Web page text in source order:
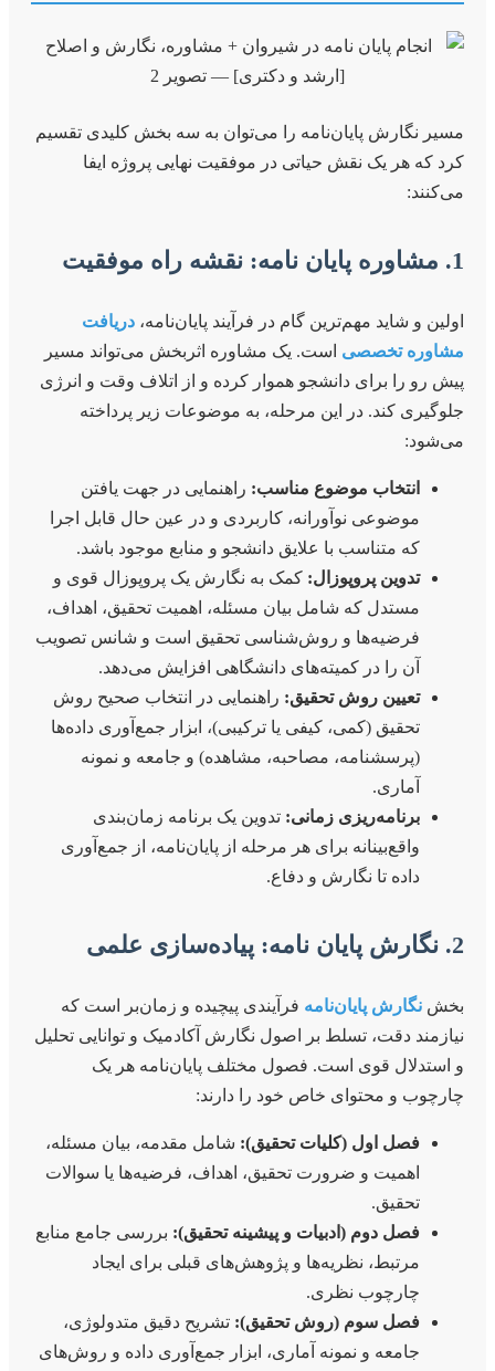
مسیر نگارش پایان‌نامه را می‌توان به سه بخش کلیدی تقسیم
کرد که هر یک نقش حیاتی در موفقیت نهایی پروژه ایفا
می‌کنند:
1. مشاوره پایان نامه: نقشه راه موفقیت
اولین و شاید مهم‌ترین گام در فرآیند پایان‌نامه، دریافت
مشاوره تخصصی است. یک مشاوره اثربخش می‌تواند مسیر
پیش رو را برای دانشجو هموار کرده و از اتلاف وقت و انرژی
جلوگیری کند. در این مرحله، به موضوعات زیر پرداخته
می‌شود:
انتخاب موضوع مناسب: راهنمایی در جهت یافتن
موضوعی نوآورانه، کاربردی و در عین حال قابل اجرا
که متناسب با علایق دانشجو و منابع موجود باشد.
تدوین پروپوزال: کمک به نگارش یک پروپوزال قوی و
مستدل که شامل بیان مسئله، اهمیت تحقیق، اهداف،
فرضیه‌ها و روش‌شناسی تحقیق است و شانس تصویب
آن را در کمیته‌های دانشگاهی افزایش می‌دهد.
تعیین روش تحقیق: راهنمایی در انتخاب صحیح روش
تحقیق (کمی، کیفی یا ترکیبی)، ابزار جمع‌آوری داده‌ها
(پرسشنامه، مصاحبه، مشاهده) و جامعه و نمونه
آماری.
برنامه‌ریزی زمانی: تدوین یک برنامه زمان‌بندی
واقع‌بینانه برای هر مرحله از پایان‌نامه، از جمع‌آوری
داده تا نگارش و دفاع.
2. نگارش پایان نامه: پیاده‌سازی علمی
بخش نگارش پایان‌نامه فرآیندی پیچیده و زمان‌بر است که
نیازمند دقت، تسلط بر اصول نگارش آکادمیک و توانایی تحلیل
و استدلال قوی است. فصول مختلف پایان‌نامه هر یک
چارچوب و محتوای خاص خود را دارند:
فصل اول (کلیات تحقیق): شامل مقدمه، بیان مسئله،
اهمیت و ضرورت تحقیق، اهداف، فرضیه‌ها یا سوالات
تحقیق.
فصل دوم (ادبیات و پیشینه تحقیق): بررسی جامع منابع
مرتبط، نظریه‌ها و پژوهش‌های قبلی برای ایجاد
چارچوب نظری.
فصل سوم (روش تحقیق): تشریح دقیق متدولوژی،
جامعه و نمونه آماری، ابزار جمع‌آوری داده و روش‌های